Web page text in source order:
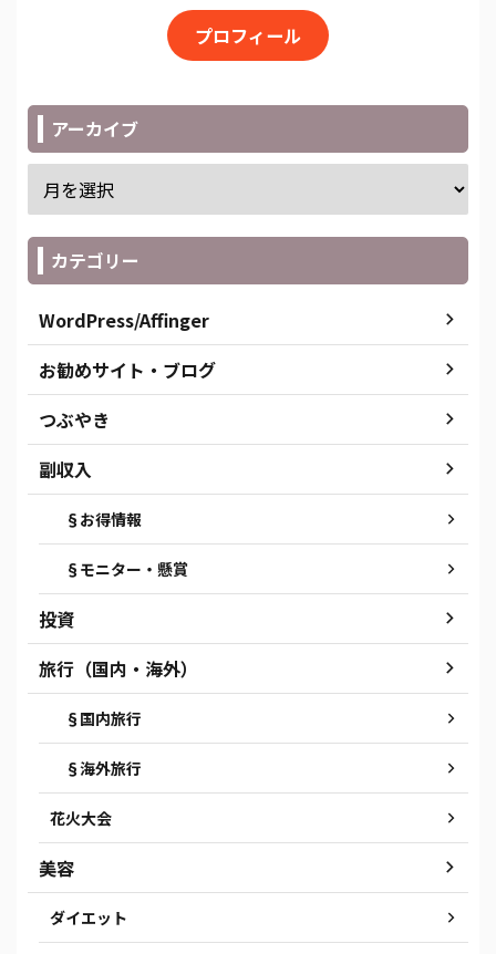
プロフィール
アーカイブ
カテゴリー
WordPress/Affinger
お勧めサイト・ブログ
つぶやき
副収入
§お得情報
§モニター・懸賞
投資
旅行（国内・海外）
§国内旅行
§海外旅行
花火大会
美容
ダイエット